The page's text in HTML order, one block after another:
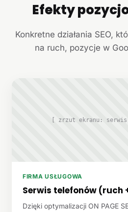
Efekty
Konkretne działania SEO,
na ruch, pozycje w
[ zrzut ekranu:
FIRMA USŁUGOWA
Serwis telefonów (ruch
Dzięki optymalizacji ON PAGE